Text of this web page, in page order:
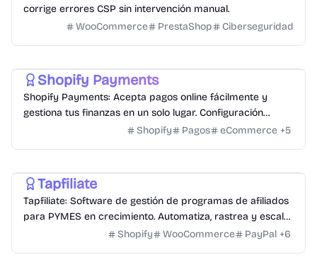
corrige errores CSP sin intervención manual.
WooCommerce
PrestaShop Ciberseguridad
Shopify Payments
Shopify Payments: Acepta pagos online fácilmente y
gestiona tus finanzas en un solo lugar. Configuración
sencilla y seguridad garantizada.
Shopify Pagos eCommerce +5
Tapfiliate
Tapfiliate: Software de gestión de programas de afiliados
para PYMES en crecimiento. Automatiza, rastrea y escala
tu marketing de afiliación.
Shopify WooCommerce PayPal +6